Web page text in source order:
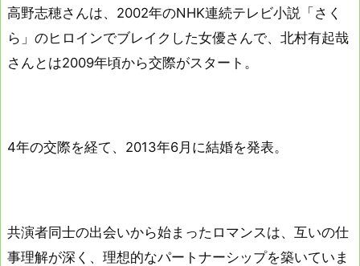
高野志穂さんは、2002年のNHK連続テレビ小説「さく
ら」のヒロインでブレイクした女優さんで、北村有起哉
さんとは2009年頃から交際がスタート。
4年の交際を経て、2013年6月に結婚を発表。
共演者同士の出会いから始まったロマンスは、互いの仕
事理解が深く、理想的なパートナーシップを築いていま